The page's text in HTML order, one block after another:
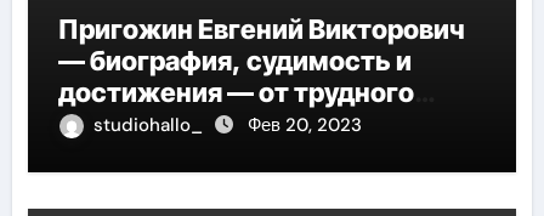
Пригожин Евгений Викторович
— биография, судимость и
достижения — от трудного
детства до мирового успеха
studiohallo_ Фев 20, 2023